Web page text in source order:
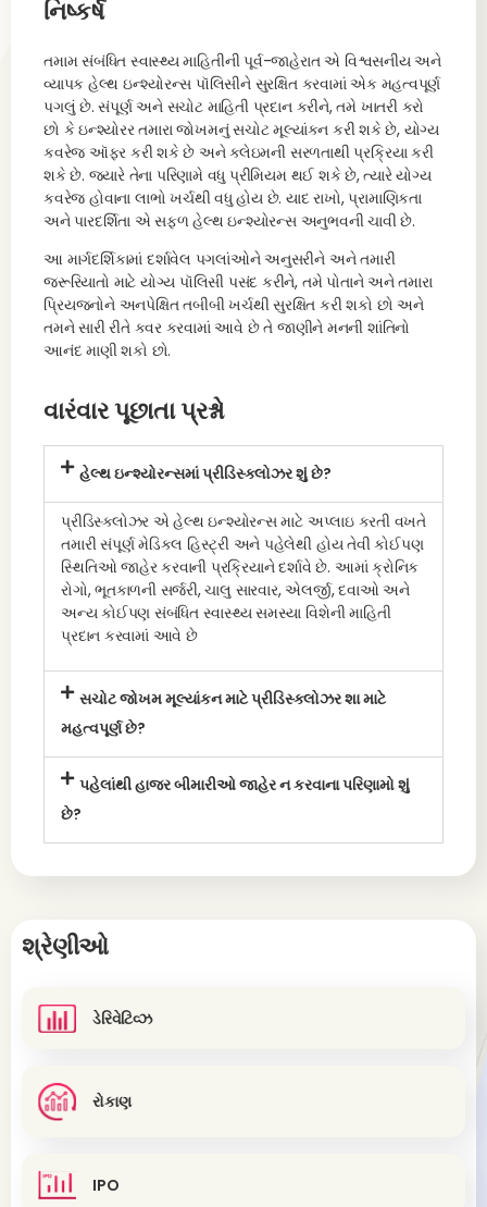
નિષ્કર્ષ
તમામ સંબંધિત સ્વાસ્થ્ય માહિતીની પૂર્વ-જાહેરાત એ વિશ્વસનીય અને
વ્યાપક હેલ્થ ઇન્શ્યોરન્સ પૉલિસીને સુરક્ષિત કરવામાં એક મહત્વપૂર્ણ
પગલું છે. સંપૂર્ણ અને સચોટ માહિતી પ્રદાન કરીને, તમે ખાતરી કરો
છો કે ઇન્શ્યોરર તમારા જોખમનું સચોટ મૂલ્યાંકન કરી શકે છે, યોગ્ય
કવરેજ ઑફર કરી શકે છે અને ક્લેઇમની સરળતાથી પ્રક્રિયા કરી
શકે છે. જ્યારે તેના પરિણામે વધુ પ્રીમિયમ થઈ શકે છે, ત્યારે યોગ્ય
કવરેજ હોવાના લાભો ખર્ચથી વધુ હોય છે. યાદ રાખો, પ્રામાણિકતા
અને પારદર્શિતા એ સફળ હેલ્થ ઇન્શ્યોરન્સ અનુભવની ચાવી છે.
આ માર્ગદર્શિકામાં દર્શાવેલ પગલાંઓને અનુસરીને અને તમારી
જરૂરિયાતો માટે યોગ્ય પૉલિસી પસંદ કરીને, તમે પોતાને અને તમારા
પ્રિયજનોને અનપેક્ષિત તબીબી ખર્ચથી સુરક્ષિત કરી શકો છો અને
તમને સારી રીતે કવર કરવામાં આવે છે તે જાણીને મનની શાંતિનો
આનંદ માણી શકો છો.
વારંવાર પૂછાતા પ્રશ્નો
હેલ્થ ઇન્શ્યોરન્સમાં પ્રીડિસ્ક્લોઝર શું છે?
પ્રીડિસ્ક્લોઝર એ હેલ્થ ઇન્શ્યોરન્સ માટે અપ્લાઇ કરતી વખતે
તમારી સંપૂર્ણ મેડિકલ હિસ્ટ્રી અને પહેલેથી હોય તેવી કોઈપણ
સ્થિતિઓ જાહેર કરવાની પ્રક્રિયાને દર્શાવે છે. આમાં ક્રોનિક
રોગો, ભૂતકાળની સર્જરી, ચાલુ સારવાર, એલર્જી, દવાઓ અને
અન્ય કોઈપણ સંબંધિત સ્વાસ્થ્ય સમસ્યા વિશેની માહિતી
પ્રદાન કરવામાં આવે છે
સચોટ જોખમ મૂલ્યાંકન માટે પ્રીડિસ્ક્લોઝર શા માટે
મહત્વપૂર્ણ છે?
પહેલાંથી હાજર બીમારીઓ જાહેર ન કરવાના પરિણામો શું
છે?
શ્રેણીઓ
ડેરિવેટિવ્ઝ
રોકાણ
IPO